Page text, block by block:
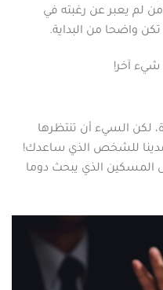
لم يعبر عن رغبته في
واضحا من البداية.
آخر!
لكن السيء أن تنتظرها
مدينا للشخص الذي ساعدك!
الذي يبحث دوما